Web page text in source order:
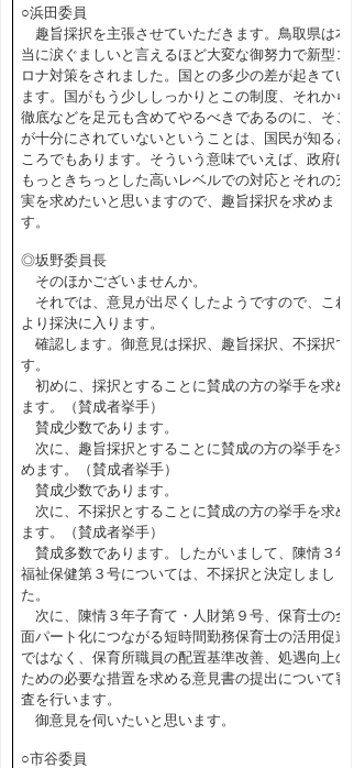
○浜田委員
趣旨採択を主張させていただきます。鳥取県は本
当に涙ぐましいと言えるほど大変な御努力で新型コ
ロナ対策をされました。国との多少の差が起きてい
ます。国がもう少ししっかりとこの制度、それから
徹底などを足元も含めてやるべきであるのに、そこ
が十分にされていないということは、国民が知ると
ころでもあります。そういう意味でいえば、政府に
もっときちっとした高いレベルでの対応とそれの充
実を求めたいと思いますので、趣旨採択を求めま
す。
◎坂野委員長
そのほかございませんか。
それでは、意見が出尽くしたようですので、これ
より採決に入ります。
確認します。御意見は採択、趣旨採択、不採択で
す。
初めに、採択とすることに賛成の方の挙手を求め
ます。（賛成者挙手）
賛成少数であります。
次に、趣旨採択とすることに賛成の方の挙手を求
めます。（賛成者挙手）
賛成少数であります。
次に、不採択とすることに賛成の方の挙手を求め
ます。（賛成者挙手）
賛成多数であります。したがいまして、陳情３年
福祉保健第３号については、不採択と決定しまし
た。
次に、陳情３年子育て・人財第９号、保育士の全
面パート化につながる短時間勤務保育士の活用促進
ではなく、保育所職員の配置基準改善、処遇向上の
ための必要な措置を求める意見書の提出について審
査を行います。
御意見を伺いたいと思います。
○市谷委員